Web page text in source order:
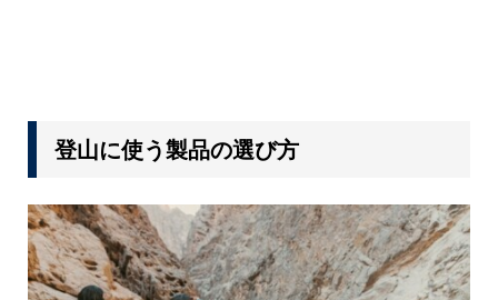
登山に使う製品の選び方